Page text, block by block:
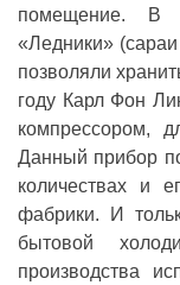
помещение. В
«Ледники»
позволяли
году Карл Фон
компрессором,
Данный прибор
количествах и
фабрики. И
бытовой
производства